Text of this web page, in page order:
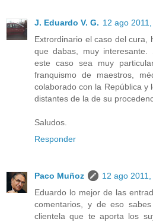
J. Eduardo V. G. 12 ago
Extrordinario el caso del cura,
que dabas, muy interesante.
este caso sea muy
franquismo de maestros,
colaborado con la República y
distantes de la de su
Saludos.
Responder
Paco Muñoz
12 ago
Eduardo lo mejor de las
comentarios, y de eso
clientela que te aporta los